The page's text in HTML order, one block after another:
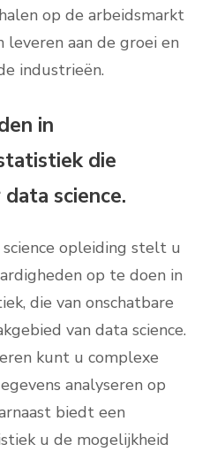
op de arbeidsmarkt
aan de groei en
industrieën.
in
die
science.
opleiding stelt u
op te doen in
die van onschatbare
van data science.
kunt u complexe
analyseren op
biedt een
u de mogelijkheid